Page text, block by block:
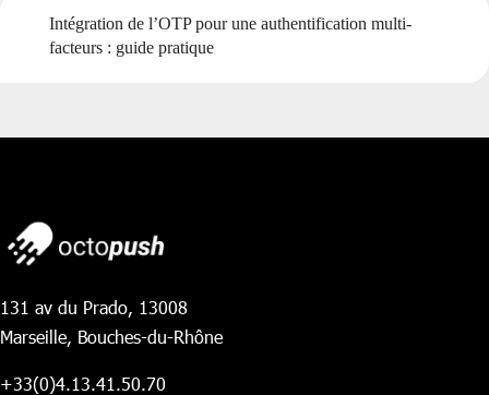
Intégration de l’OTP pour une authentification multi-
facteurs : guide pratique
131 av du Prado, 13008
Marseille, Bouches-du-Rhône
+33(0)4.13.41.50.70